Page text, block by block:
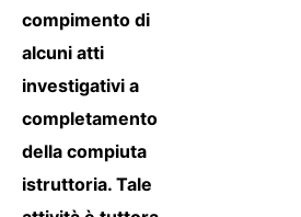
compimento di
alcuni atti
investigativi a
completamento
della compiuta
istruttoria. Tale